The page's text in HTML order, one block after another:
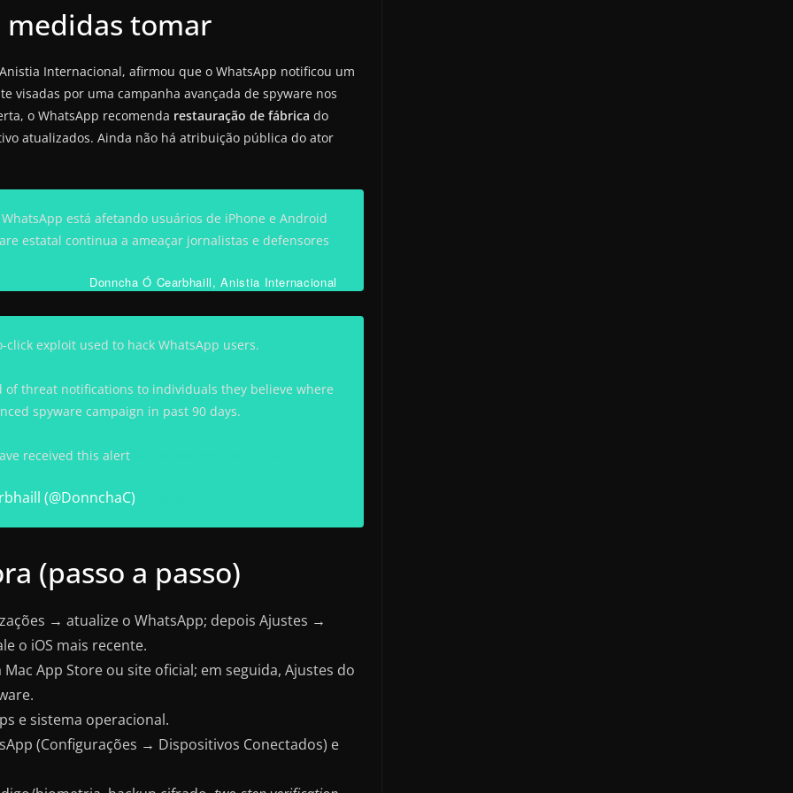
medidas tomar
Internacional, afirmou que o WhatsApp notificou um
visadas por uma campanha avançada de spyware nos
o WhatsApp recomenda restauração de fábrica do
atualizados. Ainda não há atribuição pública do ator
está afetando usuários de iPhone e Android
estatal continua a ameaçar jornalistas e defensores
Donncha Ó Cearbhaill, Anistia Internacional
click exploit used to hack WhatsApp users.
threat notifications to individuals they believe where
spyware campaign in past 90 days.
received this alert
(@DonnchaC)
(passo a passo)
→ atualize o WhatsApp; depois Ajustes →
o iOS mais recente.
App Store ou site oficial; em seguida, Ajustes do
e sistema operacional.
(Configurações → Dispositivos Conectados) e